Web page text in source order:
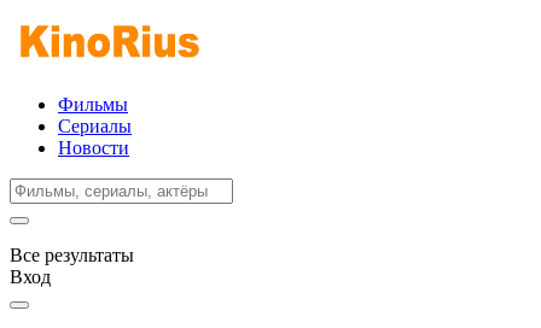
Фильмы
Сериалы
Новости
Все результаты
Вход